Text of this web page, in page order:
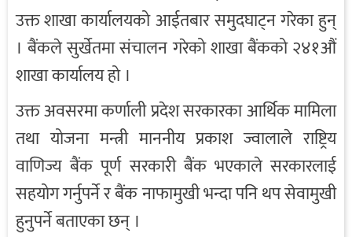
उक्त शाखा कार्यालयको आईतबार समुदघाट्न गरेका हुन्
। बैंकले सुर्खेतमा संचालन गरेको शाखा बैंकको २४१औं
शाखा कार्यालय हो ।
उक्त अवसरमा कर्णाली प्रदेश सरकारका आर्थिक मामिला
तथा योजना मन्त्री माननीय प्रकाश ज्वालाले राष्ट्रिय
वाणिज्य बैंक पूर्ण सरकारी बैंक भएकाले सरकारलाई
सहयोग गर्नुपर्ने र बैंक नाफामुखी भन्दा पनि थप सेवामुखी
हुनुपर्ने बताएका छन् ।